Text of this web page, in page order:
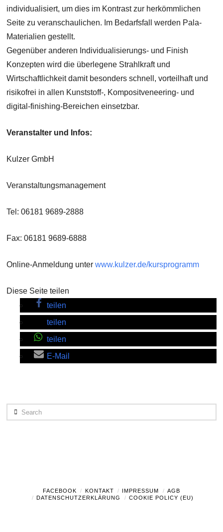
individualisiert, um dies im Kontrast zur herkömmlichen
Seite zu veranschaulichen. Im Bedarfsfall werden Pala-
Materialien gestellt.
Gegenüber anderen Individualisierungs- und Finish
Konzepten wird die überlegene Strahlkraft und
Wirtschaftlichkeit damit besonders schnell, vorteilhaft und
risikofrei in allen Kunststoff-, Kompositveneering- und
digital-finishing-Bereichen einsetzbar.
Veranstalter und Infos:
Kulzer GmbH
Veranstaltungsmanagement
Tel: 06181 9689-2888
Fax: 06181 9689-6888
Online-Anmeldung unterwww.kulzer.de/kursprogramm
Diese Seite teilen
teilen
teilen
teilen
E-Mail
Search
FACEBOOK KONTAKT IMPRESSUM
AGB
DATENSCHUTZERKLÄRUNG
COOKIE POLICY (EU)